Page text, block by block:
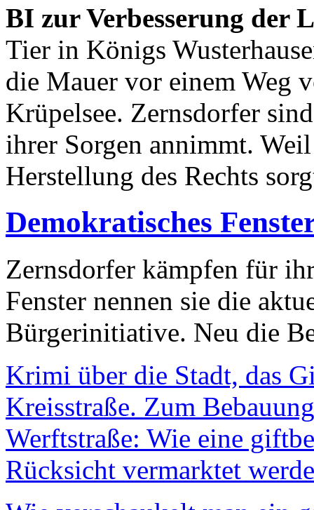
BI zur Verbesserung der
Tier in Königs
die Mauer vor einem Weg
Krüpelsee. Zernsdorfer
ihrer Sorgen annimmt.
Herstellung des Rechts
Demokratisches
Zernsdorfer kämpfen für
Fenster nennen sie die
Bürgerinitiative. Neu die
Krimi über die Stadt, das
Kreisstraße. Zum
Werftstraße: Wie eine
Rücksicht vermarktet